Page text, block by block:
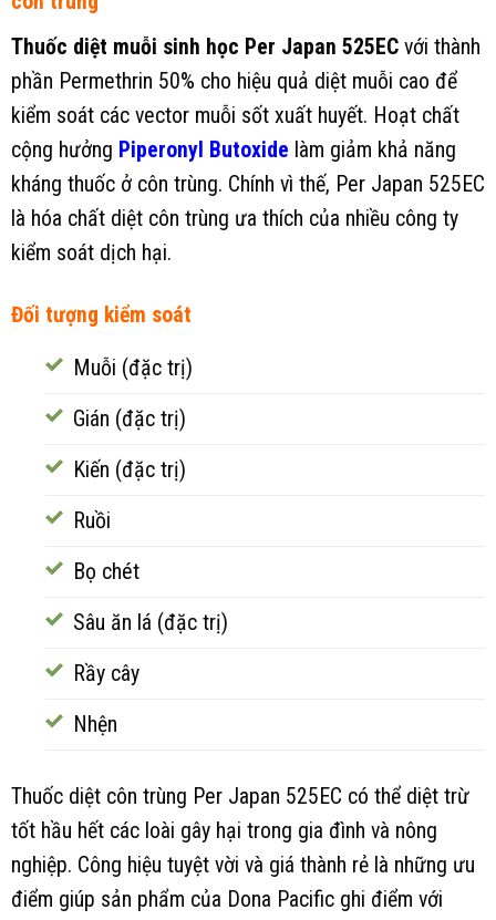
Thuốc diệt muỗi sinh học Per Japan 525EC với thành
phần Permethrin 50% cho hiệu quả diệt muỗi cao để
kiểm soát các vector muỗi sốt xuất huyết. Hoạt chất
cộng hưởng Piperonyl Butoxide làm giảm khả năng
kháng thuốc ở côn trùng. Chính vì thế, Per Japan 525EC
là hóa chất diệt côn trùng ưa thích của nhiều công ty
kiểm soát dịch hại.
Đối tượng kiểm soát
Muỗi (đặc trị)
Gián (đặc trị)
Kiến (đặc trị)
Ruồi
Bọ chét
Sâu ăn lá (đặc trị)
Rầy cây
Nhện
Thuốc diệt côn trùng Per Japan 525EC có thể diệt trừ
tốt hầu hết các loài gây hại trong gia đình và nông
nghiệp. Công hiệu tuyệt vời và giá thành rẻ là những ưu
điểm giúp sản phẩm của Dona Pacific ghi điểm với